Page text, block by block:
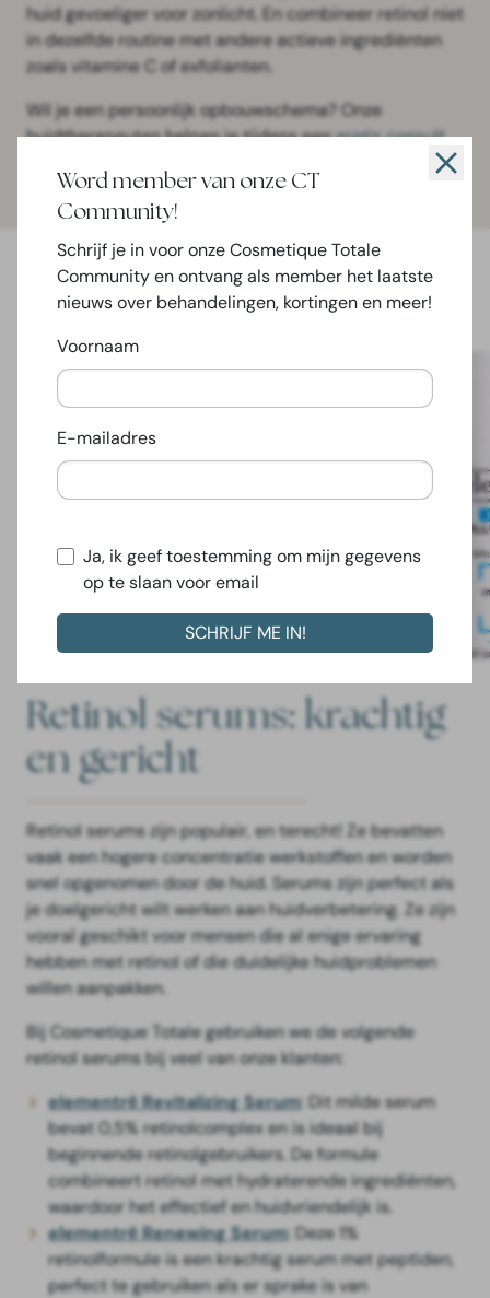
Word member van onze CT
Community!
Schrijf je in voor onze Cosmetique Totale
Community en ontvang als member het laatste
nieuws over behandelingen, kortingen en meer!
Voornaam
E-mailadres
Ja, ik geef toestemming om mijn gegevens
op te slaan voor email
huid gevoeliger voor zonlicht. En combineer retinol niet
in dezelfde routine met andere actieve ingrediënten
zoals vitamine C of exfolianten.
Wil je een persoonlijk opbouwschema? Onze
huidtherapeuten helpen je tijdens eengratis consult
Retinol serums: krachtig
en gericht
Retinol serums zijn populair, en terecht! Ze bevatten
vaak een hogere concentratie werkstoffen en worden
snel opgenomen door de huid. Serums zijn perfect als
je doelgericht wilt werken aan huidverbetering. Ze zijn
vooral geschikt voor mensen die al enige ervaring
hebben met retinol of die duidelijke huidproblemen
willen aanpakken.
Bij Cosmetique Totale gebruiken we de volgende
retinol serums bij veel van onze klanten:
elementrē Revitalizing Serum: Dit milde serum
bevat 0,5% retinolcomplex en is ideaal bij
beginnende retinolgebruikers. De formule
combineert retinol met hydraterende ingrediënten,
waardoor het effectief en huidvriendelijk is.
elementrē Renewing Serum: Deze 1%
retinolformule is een krachtig serum met peptiden,
perfect te gebruiken als er sprake is van